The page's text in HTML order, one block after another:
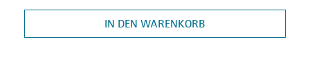
IN DEN WARENKORB